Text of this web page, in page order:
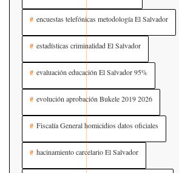
encuestas telefónicas metodología El Salvador
estadísticas criminalidad El Salvador
evaluación educación El Salvador 95%
evolución aprobación Bukele 2019 2026
Fiscalía General homicidios datos oficiales
hacinamiento carcelario El Salvador